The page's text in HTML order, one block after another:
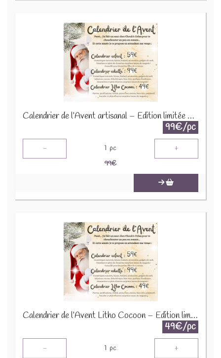
Calendrier de l’Avent artisanal – Édition limitée 2025
99€/pc
- 1 pc +
99€
Calendrier de l’Avent Litho Cocoon – Édition limitée 2025
49€/pc
- 1 pc +